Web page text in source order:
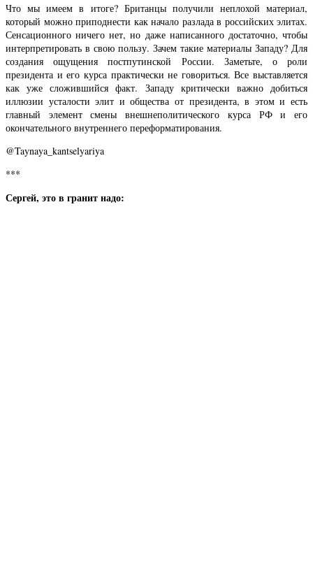
Что мы имеем в итоге? Британцы получили неплохой материал,
который можно приподнести как начало разлада в российских элитах.
Сенсационного ничего нет, но даже написанного достаточно, чтобы
интерпретировать в свою пользу. Зачем такие материалы Западу? Для
создания ощущения постпутинской России. Заметьте, о роли
президента и его курса практически не говориться. Все выставляется
как уже сложившийся факт. Западу критически важно добиться
иллюзии усталости элит и общества от президента, в этом и есть
главный элемент смены внешнеполитического курса РФ и его
окончательного внутреннего переформатирования.
@Taynaya_kantselyariya
***
Сергей, это в гранит надо: